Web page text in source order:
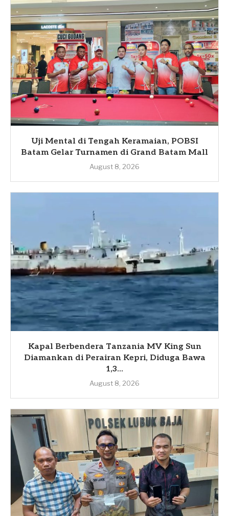
Uji Mental di Tengah Keramaian, POBSI
Batam Gelar Turnamen di Grand Batam Mall
August 8, 2026
Kapal Berbendera Tanzania MV King Sun
Diamankan di Perairan Kepri, Diduga Bawa
1,3...
August 8, 2026